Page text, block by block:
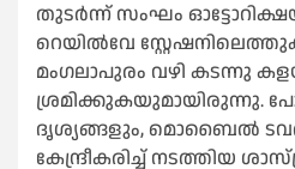
തുടര്‍ന്ന് സംഘം
റെയില്‍വേ
മംഗലാപുരം വഴി കടന്നു
ശ്രമിക്കുകയുമായിരുന്നു.
ദൃശ്യങ്ങളും, മൊബൈല്‍
കേന്ദ്രീകരിച്ച് നടത്തിയ